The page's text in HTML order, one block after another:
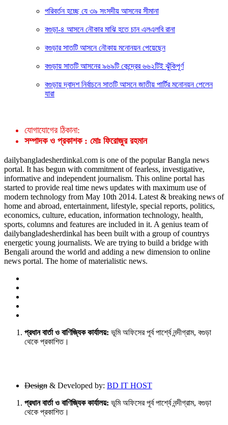
পরিবর্তন হচ্ছে যে ৩৯ সংসদীয় আসনের সীমানা
বগুড়া-৪ আসনে নৌকার মাঝি হতে চান এলএলবি রানা
বগুড়ার সাতটি আসনে নৌকায় মনোনয়ন পেয়েছেন
বগুড়ায় সাতটি আসনের ৯৬৯টি কেন্দ্রের ৬৬২টিই ঝুঁকিপূর্ণ
বগুড়ায় দ্বাদশ নির্বাচনে সাতটি আসনে জাতীয় পার্টির মনোনয়ন পেলেন
যারা
যোগাযোগের ঠিকানা:
সম্পাদক ও প্রকাশক : মোঃ ফিরোজুর রহমান
dailybangladesherdinkal.com is one of the popular Bangla news
portal. It has begun with commitment of fearless, investigative,
informative and independent journalism. This online portal has
started to provide real time news updates with maximum use of
modern technology from May 10th 2014. Latest & breaking news of
home and abroad, entertainment, lifestyle, special reports, politics,
economics, culture, education, information technology, health,
sports, columns and features are included in it. A genius team of
dailybangladesherdinkal has been built with a group of countrys
energetic young journalists. We are trying to build a bridge with
Bengali around the world and adding a new dimension to online
news portal. The home of materialistic news.
প্রধান বার্তা ও বাণিজ্যিক কার্যালয়: ভূমি অফিসের পূর্ব পার্শ্বে নন্দীগ্রাম, বগুড়া
থেকে প্রকাশিত।
Design & Developed by: BD IT HOST
প্রধান বার্তা ও বাণিজ্যিক কার্যালয়: ভূমি অফিসের পূর্ব পার্শ্বে নন্দীগ্রাম, বগুড়া
থেকে প্রকাশিত।